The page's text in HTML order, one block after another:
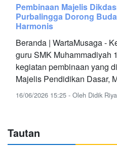
Pembinaan Majelis
Purbalingga Dorong
Harmonis
Beranda | WartaMusaga -
guru SMK Muhammadiyah
kegiatan pembinaan yang
Majelis Pendidikan Dasar,
16/06/2026 15:25 - Oleh Didik
Tautan